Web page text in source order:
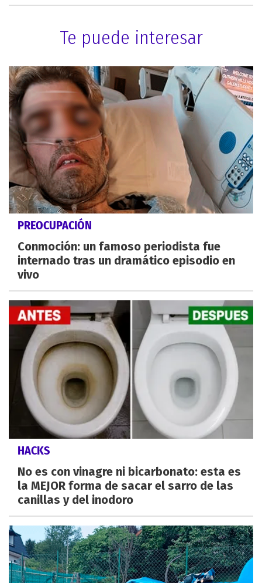
Te puede interesar
PREOCUPACIÓN
Conmoción: un famoso periodista fue
internado tras un dramático episodio en
vivo
HACKS
No es con vinagre ni bicarbonato: esta es
la MEJOR forma de sacar el sarro de las
canillas y del inodoro